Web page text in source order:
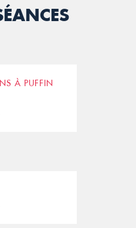
À PUFFIN